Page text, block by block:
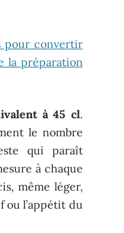
pour convertir
la préparation
à 45 cl.
le nombre
qui paraît
à chaque
même léger,
l’appétit du